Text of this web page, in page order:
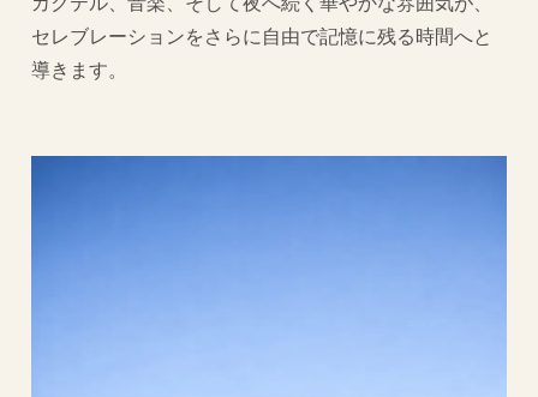
セレブレーションをさらに自由で記憶に残る時間へと
導きます。